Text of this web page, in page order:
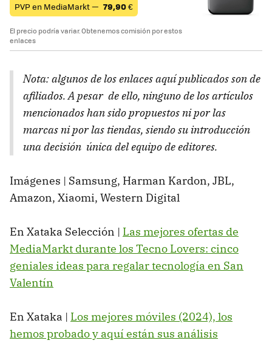
PVP en MediaMarkt — 79,90€
El precio podría variar. Obtenemos comisión por estos
enlaces
Nota: algunos de los enlaces aquí publicados son de
afiliados. A pesar de ello, ninguno de los artículos
mencionados han sido propuestos ni por las
marcas ni por las tiendas, siendo su introducción
una decisión única del equipo de editores.
Imágenes | Samsung, Harman Kardon, JBL,
Amazon, Xiaomi, Western Digital
En Xataka Selección | Las mejores ofertas de
MediaMarkt durante los Tecno Lovers: cinco
geniales ideas para regalar tecnología en San
Valentín
En Xataka | Los mejores móviles (2024), los
hemos probado y aquí están sus análisis